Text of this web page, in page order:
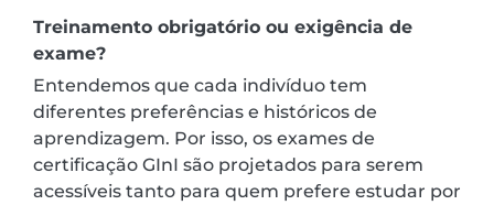
Treinamento obrigatório ou exigência de
exame?
Entendemos que cada indivíduo tem
diferentes preferências e históricos de
aprendizagem. Por isso, os exames de
certificação GInI são projetados para serem
acessíveis tanto para quem prefere estudar por